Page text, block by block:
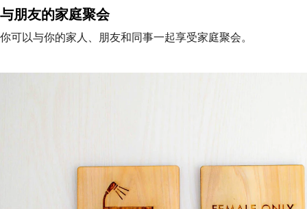
与朋友的家庭聚会
你可以与你的家人、朋友和同事一起享受家庭聚会。